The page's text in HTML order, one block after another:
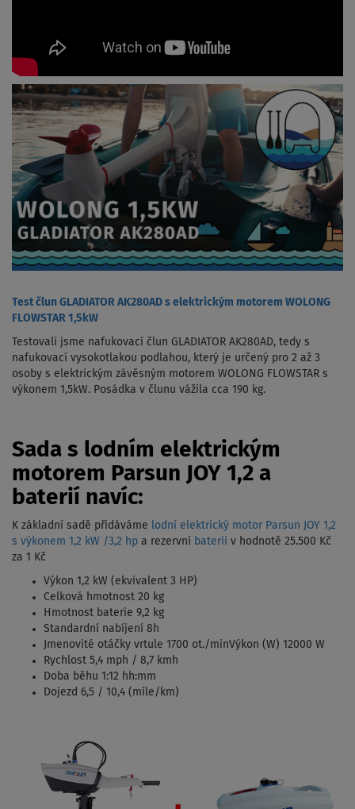
Test člun GLADIATOR AK280AD s elektrickým motorem WOLONG
FLOWSTAR 1,5kW
Testovali jsme nafukovací člun GLADIATOR AK280AD, tedy s
nafukovací vysokotlakou podlahou, který je určený pro 2 až 3
osoby s elektrickým závěsným motorem WOLONG FLOWSTAR s
výkonem 1,5kW. Posádka v člunu vážila cca 190 kg.
Sada s lodním elektrickým
motorem Parsun JOY 1,2 a
baterií navíc:
K základní sadě přidáváme
lodní elektrický motor Parsun JOY 1,2
s výkonem 1,2 kW /3,2 hp a rezervní baterii v hodnotě 25.500 Kč
za 1 Kč
Výkon 1,2 kW (ekvivalent 3 HP)
Celková hmotnost 20 kg
Hmotnost baterie 9,2 kg
Standardní nabíjení 8h
Jmenovité otáčky vrtule 1700 ot./minVýkon (W) 12000 W
Rychlost 5,4 mph / 8,7 kmh
Doba běhu 1:12 hh:mm
Dojezd 6,5 / 10,4 (míle/km)